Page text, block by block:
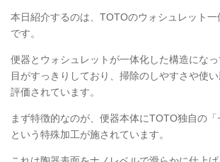
本日紹介するのは、TOTOのウォシュレット一
です。
便器とウォシュレットが一体化した構造にな
目がすっきりしており、掃除のしやすさや使い
評価されています。
まず特徴的なのが、便器本体にTOTO独自の「
という特殊加工が施されています。